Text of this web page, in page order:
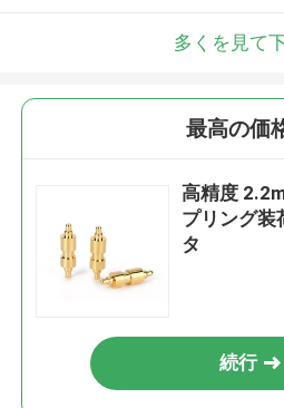
多くを見て
最高の価
高精度
プリング装
タ
続行